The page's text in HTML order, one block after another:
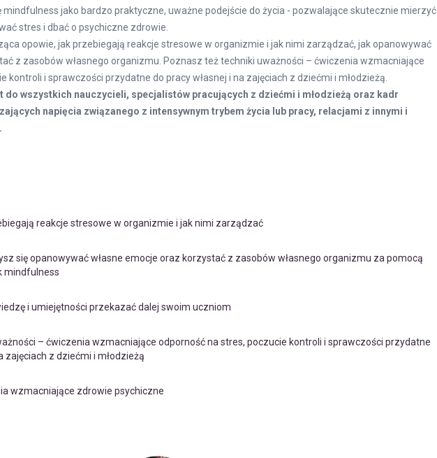
jako bardzo praktyczne, uważne podejście do życia - pozwalające skutecznie mierzyć
stres i dbać o psychiczne zdrowie.
opowie, jak przebiegają reakcje stresowe w organizmie i jak nimi zarządzać, jak opanowywać
z zasobów własnego organizmu. Poznasz też techniki uważności – ćwiczenia wzmacniające
kontroli i sprawczości przydatne do pracy własnej i na zajęciach z dziećmi i młodzieżą.
do wszystkich nauczycieli, specjalistów pracujących z dziećmi i młodzieżą oraz kadr
napięcia związanego z intensywnym trybem życia lub pracy, relacjami z innymi i
reakcje stresowe w organizmie i jak nimi zarządzać
się opanowywać własne emocje oraz korzystać z zasobów własnego organizmu za pomocą
mindfulness
i umiejętności przekazać dalej swoim uczniom
– ćwiczenia wzmacniające odporność na stres, poczucie kontroli i sprawczości przydatne
zajęciach z dziećmi i młodzieżą
wzmacniające zdrowie psychiczne